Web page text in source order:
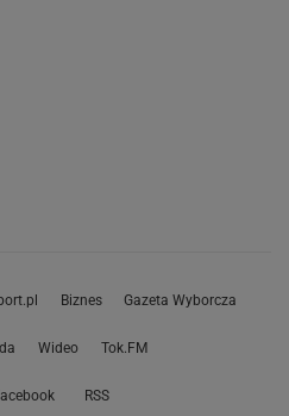
Biznes Gazeta Wyborcza
Wideo Tok.FM
RSS